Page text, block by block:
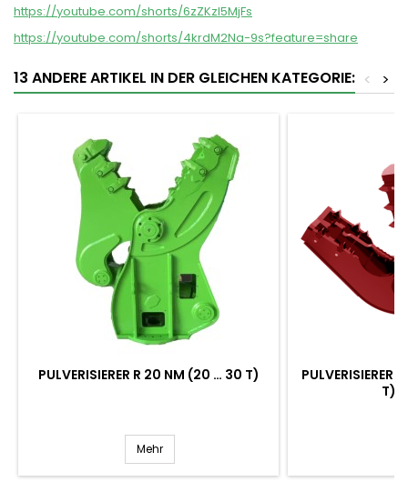
https://youtube.com/shorts/6zZKzI5MjFs
https://youtube.com/shorts/4krdM2Na-9s?feature=share
13 ANDERE ARTIKEL IN DER GLEICHEN KATEGORIE: >
<
PULVERISIERER R 20 NM (20 … 30 T)
Mehr
PULVERISIERER
T)